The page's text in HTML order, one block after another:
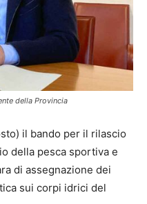
della Provincia
il bando per il rilascio
della pesca sportiva e
di assegnazione dei
sui corpi idrici del